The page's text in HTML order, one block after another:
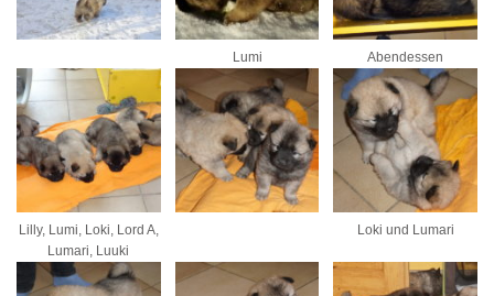
Lumi Abendessen
Lilly, Lumi, Loki, Lord A,
Lumari, Luuki
Loki und Lumari